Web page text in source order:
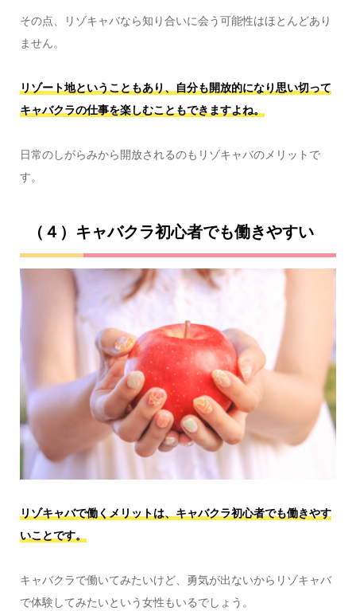
その点、リゾキャバなら知り合いに会う可能性はほとんどあり
ません。
リゾート地ということもあり、自分も開放的になり思い切って
キャバクラの仕事を楽しむこともできますよね。
日常のしがらみから開放されるのもリゾキャバのメリットで
す。
（４）キャバクラ初心者でも働きやすい
リゾキャバで働くメリットは、キャバクラ初心者でも働きやす
いことです。
キャバクラで働いてみたいけど、勇気が出ないからリゾキャバ
で体験してみたいという女性もいるでしょう。